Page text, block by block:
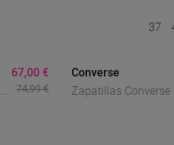
67,00 €
74,99 €
37
Converse
Zapatillas Converse